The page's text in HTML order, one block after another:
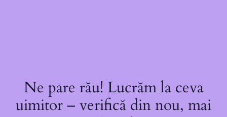
Ne pare rău! Lucrăm la ceva
uimitor – verifică din nou, mai